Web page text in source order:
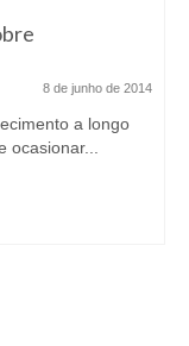
8 de junho de 2014
a longo
ocasionar...